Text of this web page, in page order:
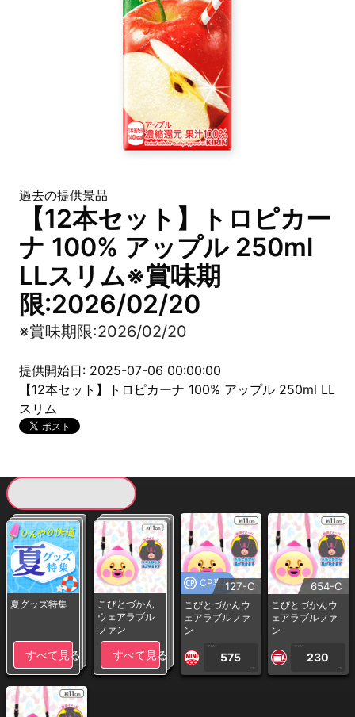
過去の提供景品
【12本セット】トロピカー
ナ 100% アップル 250ml
LLスリム※賞味期
限:2026/02/20
※賞味期限:2026/02/20
提供開始日: 2025-07-06 00:00:00
【12本セット】トロピカーナ 100% アップル 250ml LL
スリム
夏グッズ特集
すべて見る
こびとづかん
ウェアラブル
ファン
すべて見る
CP専用127-C
こびとづかんウ
ェアラブルファ
ン
1PLAY
575
CP
654-C
こびとづかんウ
ェアラブルファ
ン
1PLAY
230
CP